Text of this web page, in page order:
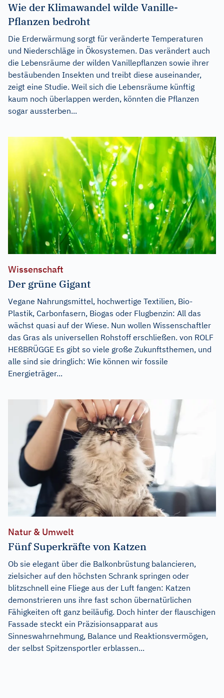
Wie der Klimawandel wilde Vanille-
Pflanzen bedroht
Die Erderwärmung sorgt für veränderte Temperaturen
und Niederschläge in Ökosystemen. Das verändert auch
die Lebensräume der wilden Vanillepflanzen sowie ihrer
bestäubenden Insekten und treibt diese auseinander,
zeigt eine Studie. Weil sich die Lebensräume künftig
kaum noch überlappen werden, könnten die Pflanzen
sogar aussterben...
Wissenschaft
Der grüne Gigant
Vegane Nahrungsmittel, hochwertige Textilien, Bio-
Plastik, Carbonfasern, Biogas oder Flugbenzin: All das
wächst quasi auf der Wiese. Nun wollen Wissenschaftler
das Gras als universellen Rohstoff erschließen. von ROLF
HEßBRÜGGE Es gibt so viele große Zukunftsthemen, und
alle sind sie dringlich: Wie können wir fossile
Energieträger...
Natur & Umwelt
Fünf Superkräfte von Katzen
Ob sie elegant über die Balkonbrüstung balancieren,
zielsicher auf den höchsten Schrank springen oder
blitzschnell eine Fliege aus der Luft fangen: Katzen
demonstrieren uns ihre fast schon übernatürlichen
Fähigkeiten oft ganz beiläufig. Doch hinter der flauschigen
Fassade steckt ein Präzisionsapparat aus
Sinneswahrnehmung, Balance und Reaktionsvermögen,
der selbst Spitzensportler erblassen...